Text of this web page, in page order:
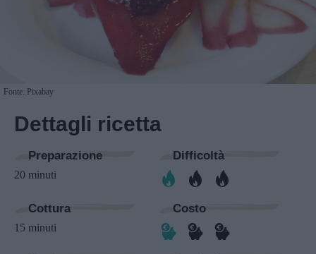
Fonte: Pixabay
Dettagli ricetta
Preparazione
20 minuti
Difficoltà
Cottura
15 minuti
Costo